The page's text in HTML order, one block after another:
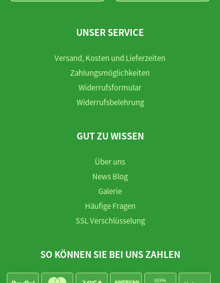
UNSER SERVICE
Versand, Kosten und Lieferzeiten
Zahlungsmöglichkeiten
Widerrufsformular
Widerrufsbelehrung
GUT ZU WISSEN
Über uns
News Blog
Galerie
Häufige Fragen
SSL Verschlüsselung
SO KÖNNEN SIE BEI UNS ZAHLEN